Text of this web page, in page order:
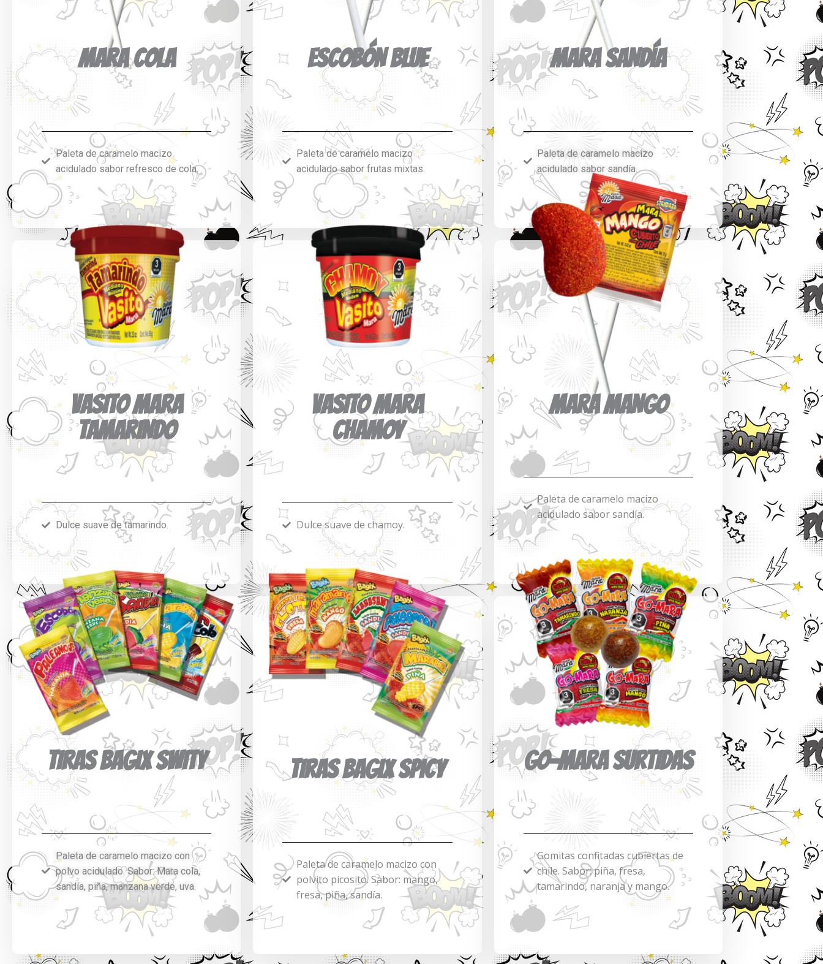
MARA COLA
Paleta de caramelo macizo
acidulado sabor refresco de cola.
ESCOBÓN BLUE
Paleta de caramelo macizo
acidulado sabor frutas mixtas.
MARA SANDÍA
Paleta de caramelo macizo
acidulado sabor sandía.
VASITO MARA
TAMARINDO
Dulce suave de tamarindo.
VASITO MARA
CHAMOY
Dulce suave de chamoy.
MARA MANGO
Paleta de caramelo macizo
acidulado sabor sandía.
TIRAS BAGIX SWITY
Paleta de caramelo macizo con
polvo acidulado. Sabor: Mara cola,
sandía, piña, manzana verde, uva.
TIRAS BAGIX SPICY
Paleta de caramelo macizo con
polvito picosito. Sabor: mango,
fresa, piña, sandía.
GO-MARA SURTIDAS
Gomitas confitadas cubiertas de
chile. Sabor: piña, fresa,
tamarindo, naranja y mango.